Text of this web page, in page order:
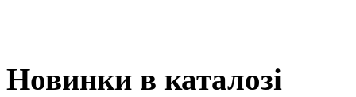
Новинки в каталозі